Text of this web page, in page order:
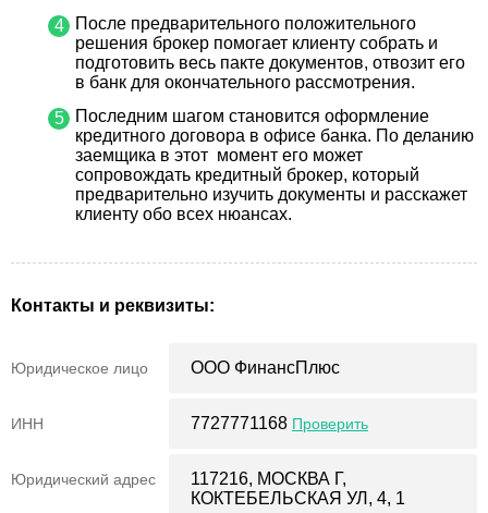
После предварительного положительного
решения брокер помогает клиенту собрать и
подготовить весь пакте документов, отвозит его
в банк для окончательного рассмотрения.
Последним шагом становится оформление
кредитного договора в офисе банка. По деланию
заемщика в этот момент его может
сопровождать кредитный брокер, который
предварительно изучить документы и расскажет
клиенту обо всех нюансах.
Контакты и реквизиты:
Юридическое лицо ООО ФинансПлюс
ИНН 7727771168 Проверить
Юридический адрес
117216, МОСКВА Г,
КОКТЕБЕЛЬСКАЯ УЛ, 4, 1